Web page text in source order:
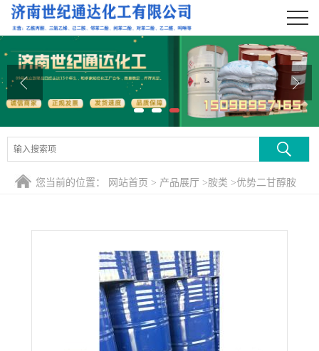
公司首页
公司介绍
产品展厅
证书荣誉
您当前的位置： 网站首页 > 产品展厅 >胺类 >优势二甘醇胺